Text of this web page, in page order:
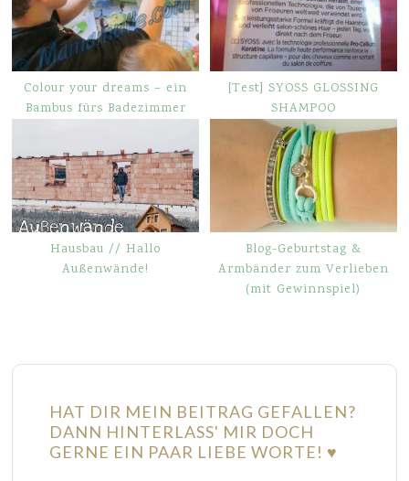
Colour your dreams – ein
Bambus fürs Badezimmer
[Test] SYOSS GLOSSING
SHAMPOO
Hausbau // Hallo
Außenwände!
Blog-Geburtstag &
Armbänder zum Verlieben
(mit Gewinnspiel)
HAT DIR MEIN BEITRAG GEFALLEN?
DANN HINTERLASS' MIR DOCH
GERNE EIN PAAR LIEBE WORTE! ♥